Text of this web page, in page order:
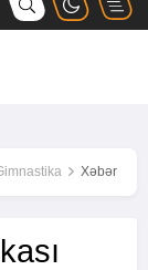
Xəbər